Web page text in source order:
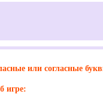
или согласные
игре: